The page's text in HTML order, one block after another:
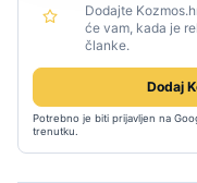
Dodajte
će vam, kada je
članke.
Dodaj
Potrebno je biti prijavljen na
trenutku.